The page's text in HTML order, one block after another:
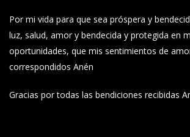
Por mi vida para que sea próspera y
luz, salud, amor y bendecida y protegida en
oportunidades, que mis sentimientos de
correspondidos Anén
Gracias por todas las bendiciones recibidas